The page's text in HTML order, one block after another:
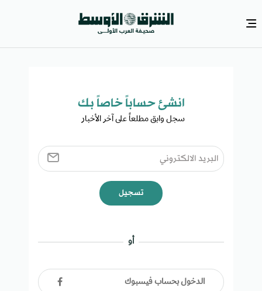
انشئ حساباً خاصاً بك​
سجل وابق مطلعاً على آخر الأخبار ​
تسجيل
أو
الدخول بحساب فيسبوك